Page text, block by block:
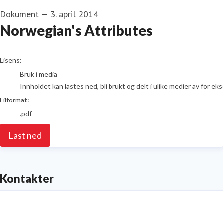
Dokument — 3. april 2014
Norwegian's Attributes
go to media item
Lisens:
Bruk i media
Innholdet kan lastes ned, bli brukt og delt i ulike medier av for
Filformat:
.pdf
Last ned
Kontakter